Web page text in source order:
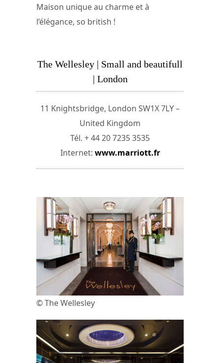
Maison unique au charme et à
l’élégance, so british !
The Wellesley | Small and beautifull
| London
11 Knightsbridge, London SW1X 7LY –
United Kingdom
Tél. + 44 20 7235 3535
Internet: www.marriott.fr
© The Wellesley